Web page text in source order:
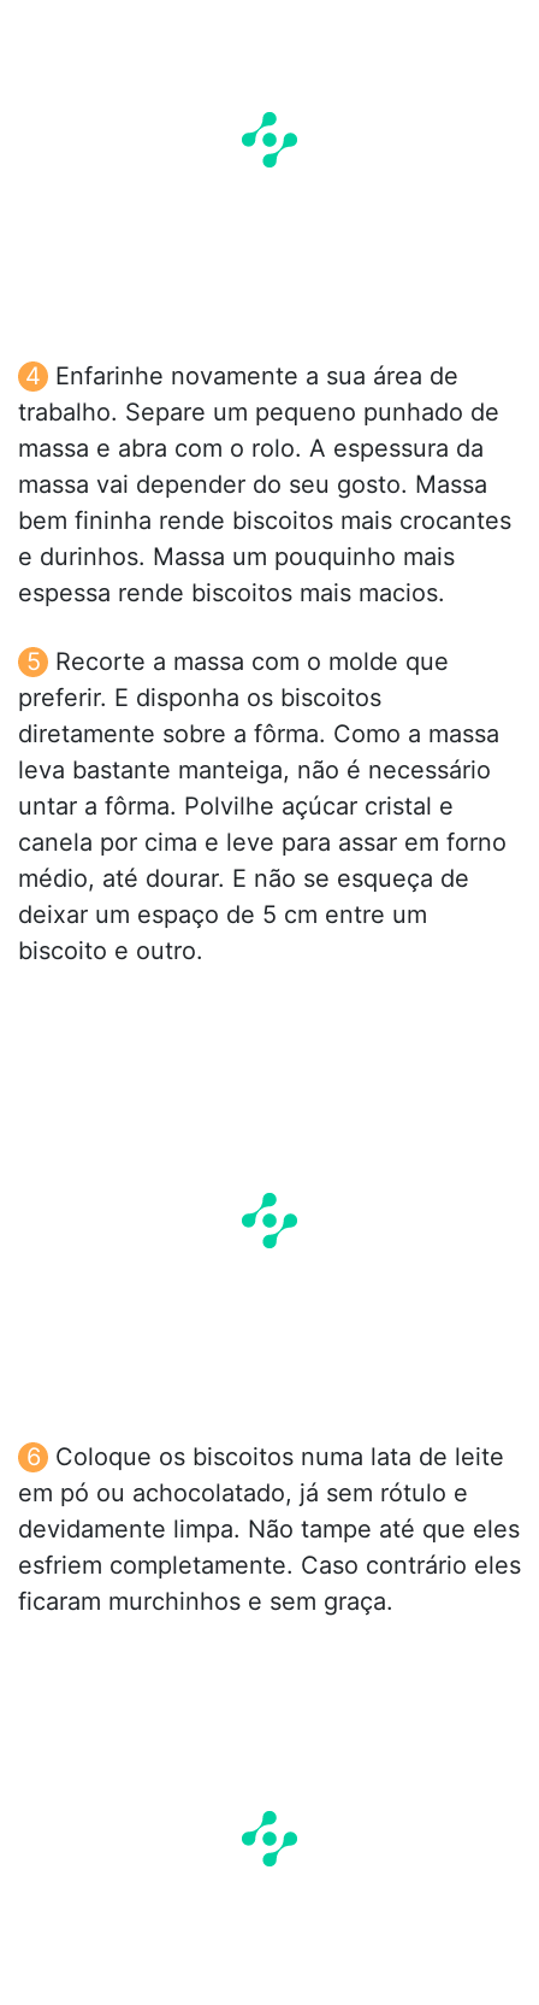
Enfarinhe novamente a sua área de
trabalho. Separe um pequeno punhado de
massa e abra com o rolo. A espessura da
massa vai depender do seu gosto. Massa
bem fininha rende biscoitos mais crocantes
e durinhos. Massa um pouquinho mais
espessa rende biscoitos mais macios.
Recorte a massa com o molde que
preferir. E disponha os biscoitos
diretamente sobre a fôrma. Como a massa
leva bastante manteiga, não é necessário
untar a fôrma. Polvilhe açúcar cristal e
canela por cima e leve para assar em forno
médio, até dourar. E não se esqueça de
deixar um espaço de 5 cm entre um
biscoito e outro.
Coloque os biscoitos numa lata de leite
em pó ou achocolatado, já sem rótulo e
devidamente limpa. Não tampe até que eles
esfriem completamente. Caso contrário eles
ficaram murchinhos e sem graça.